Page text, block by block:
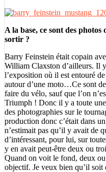
A la base, ce sont des
sortir ?
Barry Feinstein était copain
William Claxston d’ailleurs. Il
l’exposition où il est entouré
autour d’une moto…Ce sont
faire du vélo, sauf que l’on
Triumph ! Donc il y a toute
des photographies sur le
production donc c’était dans
n’estimait pas qu’il y avait de
d’intéressant, pour lui, sur
y en avait peut-être deux ou
Quand on voit le fond, deux
objectif. Je veux bien qu’il soit